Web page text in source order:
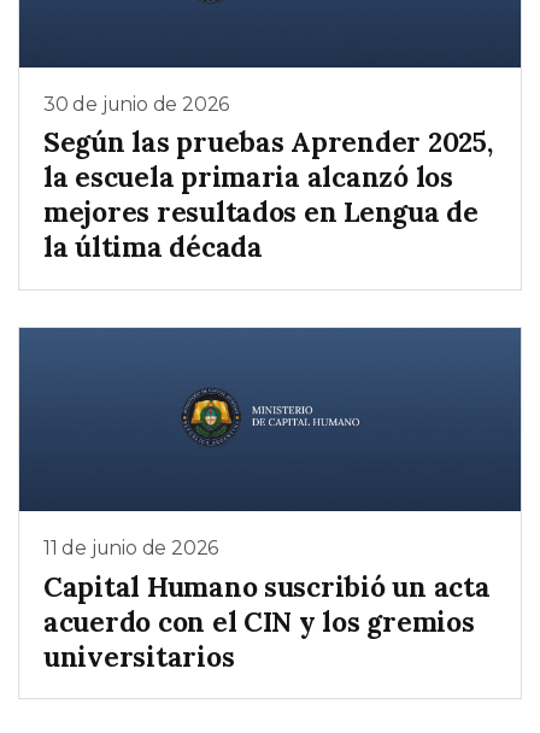
30 de junio de 2026
Según las pruebas Aprender 2025,
la escuela primaria alcanzó los
mejores resultados en Lengua de
la última década
11 de junio de 2026
Capital Humano suscribió un acta
acuerdo con el CIN y los gremios
universitarios